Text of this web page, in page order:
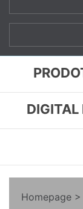
DIGITAL
Homepage